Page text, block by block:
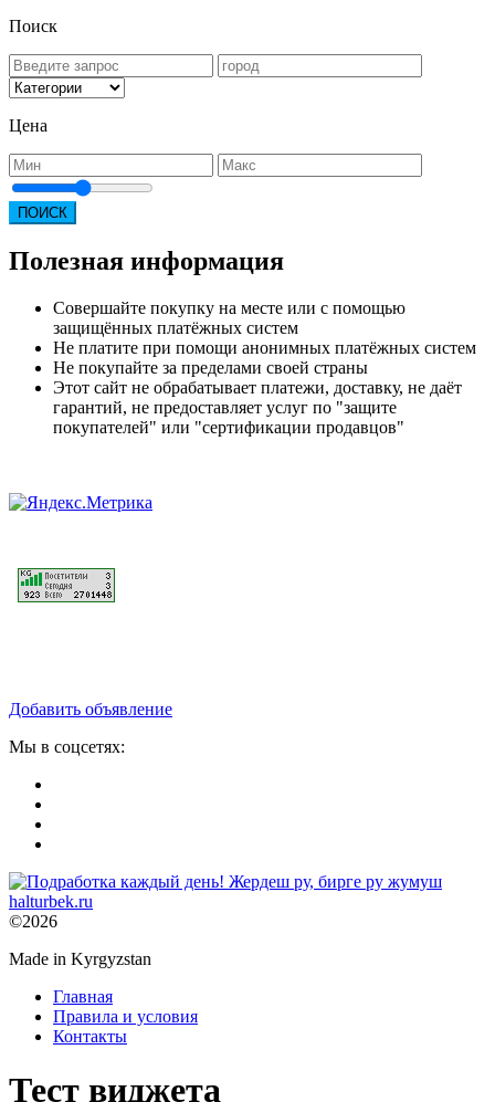
Поиск
Цена
ПОИСК
Полезная информация
Совершайте покупку на месте или с помощью
защищённых платёжных систем
Не платите при помощи анонимных платёжных систем
Не покупайте за пределами своей страны
Этот сайт не обрабатывает платежи, доставку, не даёт
гарантий, не предоставляет услуг по "защите
покупателей" или "сертификации продавцов"
Добавить объявление
Мы в соцсетях:
©2026
Made in Kyrgyzstan
Главная
Правила и условия
Контакты
Тест виджета